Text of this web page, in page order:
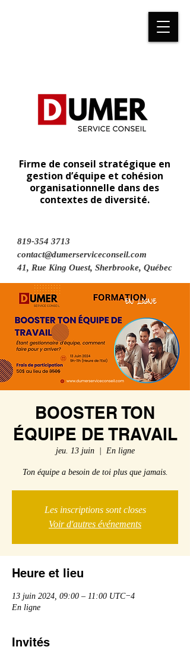
Firme de conseil stratégique en
gestion d’équipe et cohésion
organisationnelle dans des
contextes de diversité.
819-354 3713
contact@dumerserviceconseil.com
41, Rue King Ouest, Sherbrooke, Québec
BOOSTER TON
ÉQUIPE DE TRAVAIL
jeu. 13 juin
  |
En ligne
Ton équipe a besoin de toi plus que jamais.
Les inscriptions sont closes
Voir d'autres événements
Heure et lieu
13 juin 2024, 09:00 – 11:00 UTC−4
En ligne
Invités